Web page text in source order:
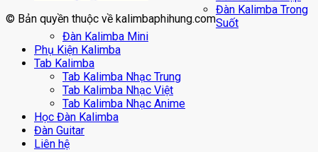
© Bản quyền thuộc về kalimbaphihung.com
Đàn Kalimba Trong
Suốt
Đàn Kalimba Mini
Phụ Kiện Kalimba
Tab Kalimba
Tab Kalimba Nhạc Trung
Tab Kalimba Nhạc Việt
Tab Kalimba Nhạc Anime
Học Đàn Kalimba
Đàn Guitar
Liên hệ